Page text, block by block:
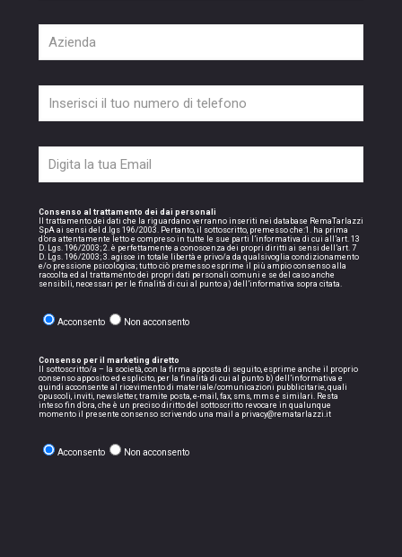
Consenso al trattamento dei dai personali
Il trattamento dei dati che la riguardano verranno inseriti nei database RemaTarlazzi
SpA ai sensi del d.lgs 196/2003. Pertanto, il sottoscritto, premesso che:1. ha prima
d’ora attentamente letto e compreso in tutte le sue parti l’informativa di cui all’art. 13
D. Lgs. 196/2003; 2. è perfettamente a conoscenza dei propri diritti ai sensi dell’art. 7
D. Lgs. 196/2003; 3. agisce in totale libertà e privo/a da qualsivoglia condizionamento
e/o pressione psicologica; tutto ciò premesso esprime il più ampio consenso alla
raccolta ed al trattamento dei propri dati personali comuni e se del caso anche
sensibili, necessari per le finalità di cui al punto a) dell’informativa sopra citata.
Acconsento Non acconsento
Consenso per il marketing diretto
Il sottoscritto/a – la società, con la firma apposta di seguito, esprime anche il proprio
consenso apposito ed esplicito, per la finalità di cui al punto b) dell’informativa e
quindi acconsente al ricevimento di materiale/comunicazioni pubblicitarie, quali
opuscoli, inviti, newsletter, tramite posta, e-mail, fax, sms, mms e similari. Resta
inteso fin d’ora, che è un preciso diritto del sottoscritto revocare in qualunque
momento il presente consenso scrivendo una mail a privacy@rematarlazzi.it
Acconsento Non acconsento